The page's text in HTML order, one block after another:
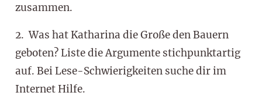
zusammen.
2. Was hat Katharina die Große den Bauern
geboten? Liste die Argumente stichpunktartig
auf. Bei Lese-Schwierigkeiten suche dir im
Internet Hilfe.